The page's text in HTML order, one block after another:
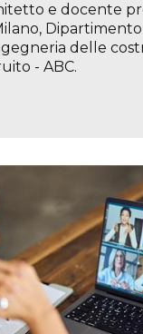
e docente
delle
- ABC.